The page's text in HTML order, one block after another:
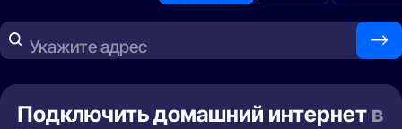
Укажите адрес —>
Подключить домашний интернет в